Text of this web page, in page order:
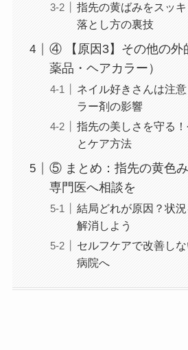
指先の黄ばみをスッ
落とし方の裏技
④ 【原因3】その他の外
薬品・ヘアカラー）
ネイル好きさんは注
ラー剤の影響
指先の美しさを守る
とケア方法
⑤ まとめ：指先の黄色
専門医へ相談を
結局どれが原因？状
解消しよう
セルフケアで改善し
病院へ